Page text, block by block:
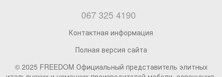
067 325 4190
Контактная информация
Полная версия сайта
© 2025 FREEDOM Официальный представитель элитных